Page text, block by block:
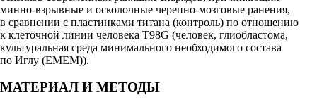
минно-взрывные и осколочные черепно-мозговые ранения,
в сравнении с пластинками титана (контроль) по отношению
к клеточной линии человека T98G (человек, глиобластома,
культуральная среда минимального необходимого состава
по Иглу (EMEM)).
МАТЕРИАЛ И МЕТОДЫ